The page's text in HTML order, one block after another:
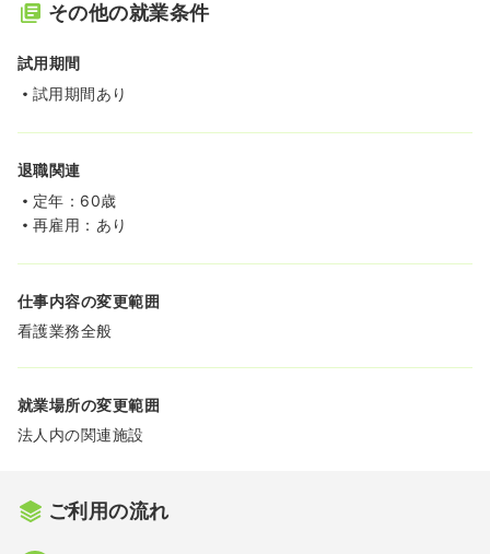
その他の就業条件
試用期間
試用期間あり
退職関連
定年：60歳
再雇用：あり
仕事内容の変更範囲
看護業務全般
就業場所の変更範囲
法人内の関連施設
ご利用の流れ